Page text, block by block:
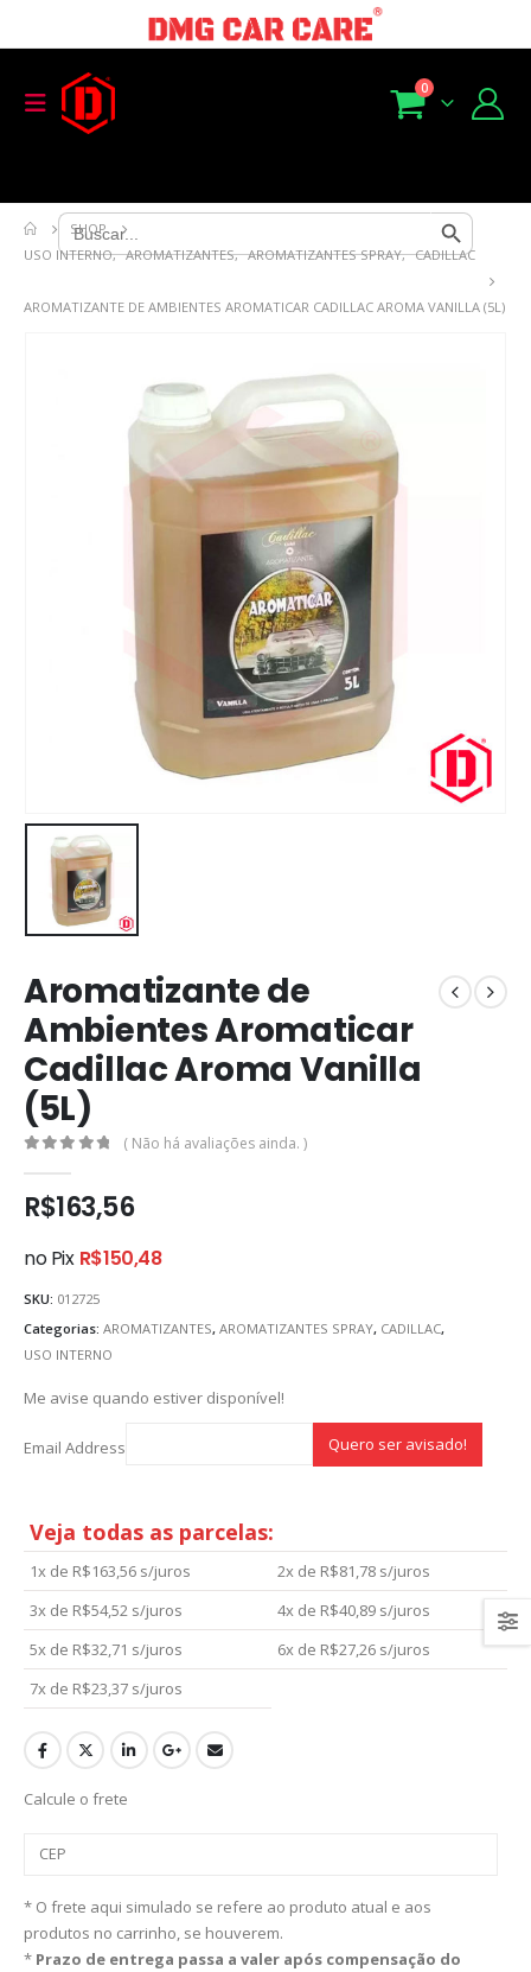
Search
for:
Search Button
0
SHOP
USO INTERNO, AROMATIZANTES, AROMATIZANTES SPRAY, CADILLAC
AROMATIZANTE DE AMBIENTES AROMATICAR CADILLAC AROMA VANILLA (5L)
Aromatizante de
Ambientes Aromaticar
Cadillac Aroma Vanilla
(5L)
( Não há avaliações ainda. )
R$163,56
no Pix R$150,48
SKU: 012725
Categorias: AROMATIZANTES, AROMATIZANTES SPRAY, CADILLAC,
USO INTERNO
Me avise quando estiver disponível!
Email Address
Veja todas as parcelas:
1x de R$163,56 s/juros 2x de R$81,78 s/juros
3x de R$54,52 s/juros 4x de R$40,89 s/juros
5x de R$32,71 s/juros 6x de R$27,26 s/juros
7x de R$23,37 s/juros
Calcule o frete
* O frete aqui simulado se refere ao produto atual e aos
produtos no carrinho, se houverem.
* Prazo de entrega passa a valer após compensação do